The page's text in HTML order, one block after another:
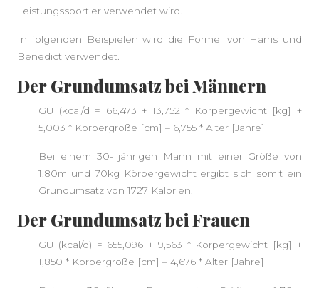
Leistungssportler verwendet wird.
In folgenden Beispielen wird die Formel von Harris und
Benedict verwendet.
Der Grundumsatz bei Männern
GU (kcal/d = 66,473 + 13,752 * Körpergewicht [kg] +
5,003 * Körpergröße [cm] – 6,755 * Alter [Jahre]
Bei einem 30- jährigen Mann mit einer Größe von
1,80m und 70kg Körpergewicht ergibt sich somit ein
Grundumsatz von 1727 Kalorien.
Der Grundumsatz bei Frauen
GU (kcal/d) = 655,096 + 9,563 * Körpergewicht [kg] +
1,850 * Körpergröße [cm] – 4,676 * Alter [Jahre]